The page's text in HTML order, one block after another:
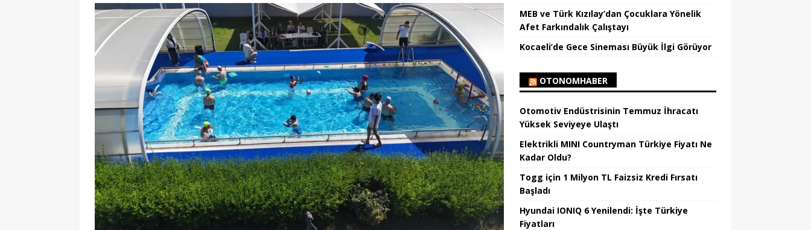
MEB ve Türk Kızılay’dan Çocuklara Yönelik
Afet Farkındalık Çalıştayı
Kocaeli’de Gece Sineması Büyük İlgi Görüyor
OTONOMHABER
Otomotiv Endüstrisinin Temmuz İhracatı
Yüksek Seviyeye Ulaştı
Elektrikli MINI Countryman Türkiye Fiyatı Ne
Kadar Oldu?
Togg için 1 Milyon TL Faizsiz Kredi Fırsatı
Başladı
Hyundai IONIQ 6 Yenilendi: İşte Türkiye
Fiyatları